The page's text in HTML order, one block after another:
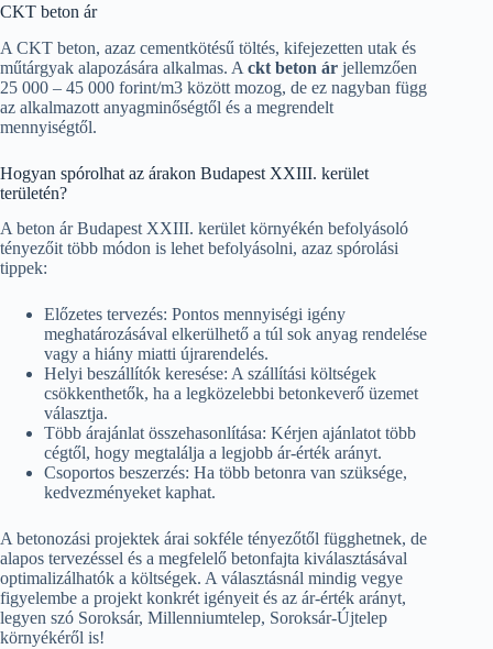
CKT beton ár
A CKT beton, azaz cementkötésű töltés, kifejezetten utak és
műtárgyak alapozására alkalmas. A ckt beton ár jellemzően
25 000 – 45 000 forint/m3 között mozog, de ez nagyban függ
az alkalmazott anyagminőségtől és a megrendelt
mennyiségtől.
Hogyan spórolhat az árakon Budapest XXIII. kerület
területén?
A beton ár Budapest XXIII. kerület környékén befolyásoló
tényezőit több módon is lehet befolyásolni, azaz spórolási
tippek:
Előzetes tervezés: Pontos mennyiségi igény
meghatározásával elkerülhető a túl sok anyag rendelése
vagy a hiány miatti újrarendelés.
Helyi beszállítók keresése: A szállítási költségek
csökkenthetők, ha a legközelebbi betonkeverő üzemet
választja.
Több árajánlat összehasonlítása: Kérjen ajánlatot több
cégtől, hogy megtalálja a legjobb ár-érték arányt.
Csoportos beszerzés: Ha több betonra van szüksége,
kedvezményeket kaphat.
A betonozási projektek árai sokféle tényezőtől függhetnek, de
alapos tervezéssel és a megfelelő betonfajta kiválasztásával
optimalizálhatók a költségek. A választásnál mindig vegye
figyelembe a projekt konkrét igényeit és az ár-érték arányt,
legyen szó Soroksár, Millenniumtelep, Soroksár-Újtelep
környékéről is!